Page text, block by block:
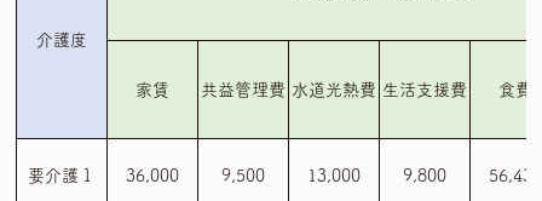
介護度
家賃 共益管理費 水道光熱費 生活支援費 食費
要介護１ 36,000 9,500 13,000 9,800 56,430